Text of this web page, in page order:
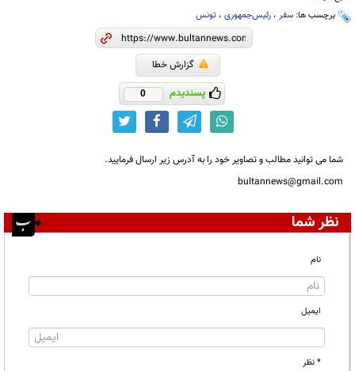
برچسب ها: سفر ، رئیس‌جمهوری ، تونس
گزارش خطا
پسندیدم 0
شما می توانید مطالب و تصاویر خود را به آدرس زیر ارسال فرمایید.
bultannews@gmail.com
نظر شما
نام
ایمیل
* نظر